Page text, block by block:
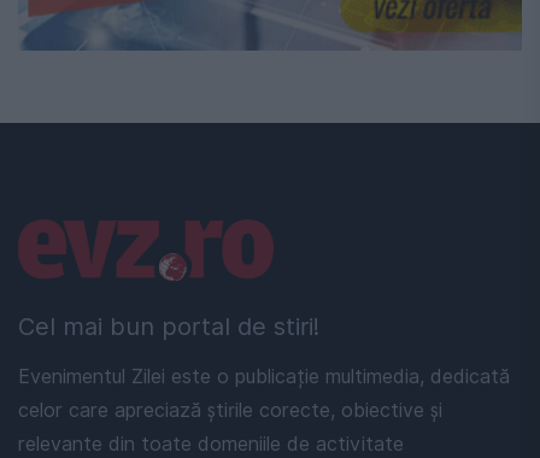
Cel mai bun portal de stiri!
Evenimentul Zilei este o publicație multimedia, dedicată
celor care apreciază știrile corecte, obiective și
relevante din toate domeniile de activitate
Linkuri utile